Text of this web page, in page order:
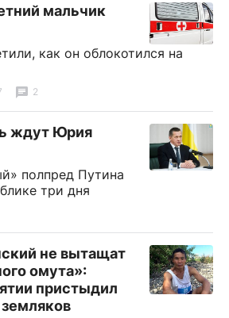
мальчик
как он облокотился на
2
ждут Юрия
полпред Путина
три дня
не вытащат
омута»:
пристыдил